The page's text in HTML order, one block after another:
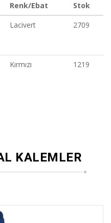
Renk/Ebat
Stok
Lacivert 2709
Kırmızı 1219
KALEMLER